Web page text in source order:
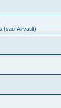
(sauf Airvault)